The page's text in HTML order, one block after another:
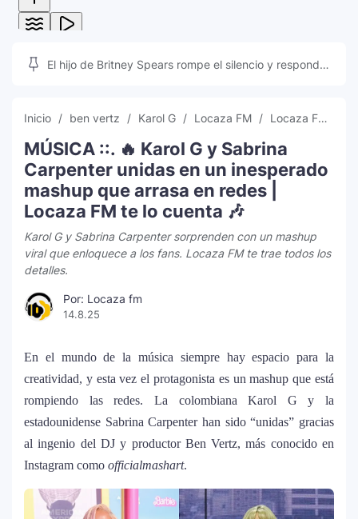
El hijo de Britney Spears rompe el silencio y responde
Inicio ben vertz Karol G Locaza FM Locaza FM Radio
MÚSICA ::. 🔥 Karol G y Sabrina
Carpenter unidas en un inesperado
mashup que arrasa en redes |
Locaza FM te lo cuenta 🎶
Karol G y Sabrina Carpenter sorprenden con un mashup
viral que enloquece a los fans. Locaza FM te trae todos los
detalles.
Por: Locaza fm
14.8.25
En el mundo de la música siempre hay espacio para la
creatividad, y esta vez el protagonista es un mashup que está
rompiendo las redes. La colombiana Karol G y la
estadounidense Sabrina Carpenter han sido “unidas” gracias
al ingenio del DJ y productor Ben Vertz, más conocido en
Instagram como officialmashart.